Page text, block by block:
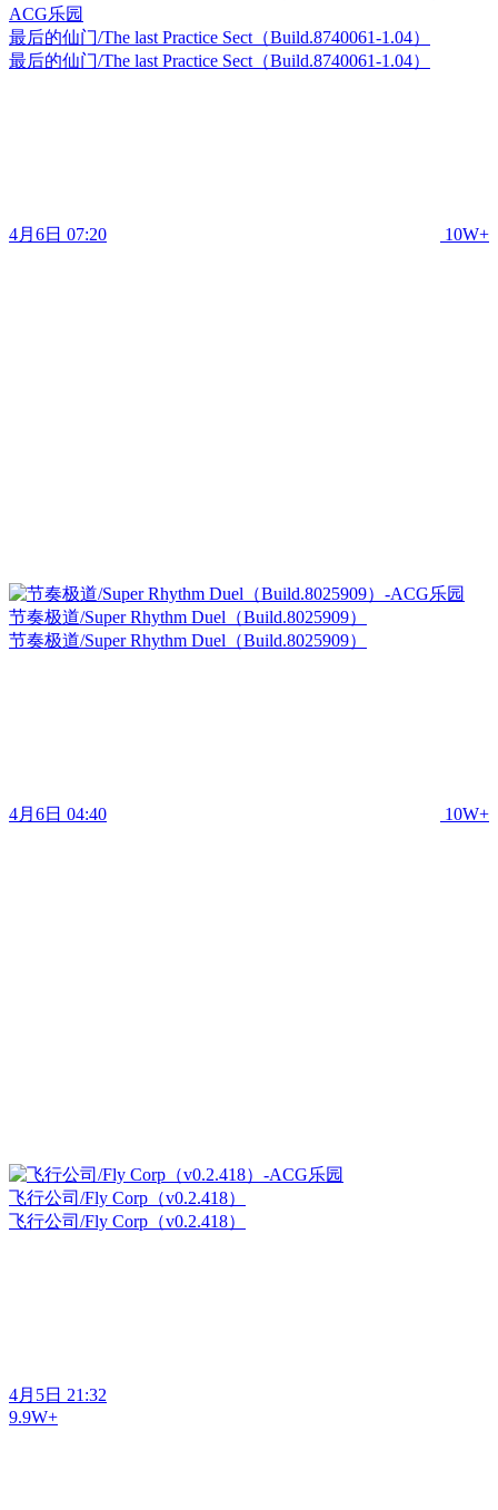
最后的仙门/The last Practice Sect（Build.8740061-1.04）
最后的仙门/The last Practice Sect（Build.8740061-1.04）
4月6日 07:20 10W+
节奏极道/Super Rhythm Duel（Build.8025909）
节奏极道/Super Rhythm Duel（Build.8025909）
4月6日 04:40 10W+
飞行公司/Fly Corp（v0.2.418）
飞行公司/Fly Corp（v0.2.418）
4月5日 21:32
9.9W+